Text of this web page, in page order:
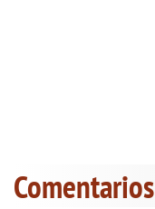
Comentarios